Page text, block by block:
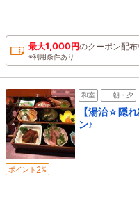
最大1,000円のクーポン配布
※利用条件あり
和室 朝・夕
【湯治☆隠
ン♪
ポイント 2%